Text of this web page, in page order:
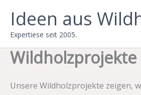
Inhalt
springen
Ideen aus
Expertiese seit 2005.
Wildholzprojekte
Unsere Wildholzprojekte zeigen,